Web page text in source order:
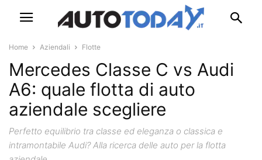
Home Aziendali Flotte
Mercedes Classe C vs Audi
A6: quale flotta di auto
aziendale scegliere
Perfetto equilibrio tra classe ed eleganza o classica e
intramontabile Audi? Alla ricerca delle auto per la flotta